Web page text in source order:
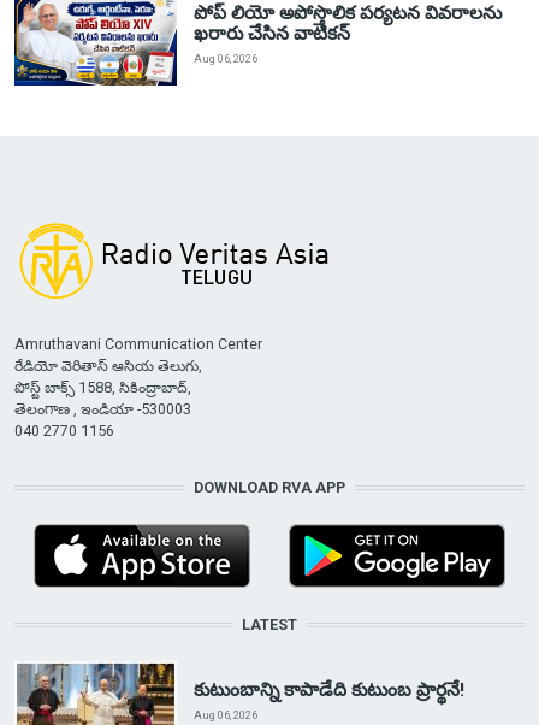
పోప్ లియో అపోస్తొలిక పర్యటన వివరాలను
ఖరారు చేసిన వాటికన్
Aug 06, 2026
Amruthavani Communication Center
రేడియో వెరితాస్ ఆసియ తెలుగు,
పోస్ట్ బాక్స్ 1588, సికింద్రాబాద్,
తెలంగాణ , ఇండియా -530003
040 2770 1156
DOWNLOAD RVA APP
LATEST
కుటుంబాన్ని కాపాడేది కుటుంబ ప్రార్థనే!
Aug 06, 2026